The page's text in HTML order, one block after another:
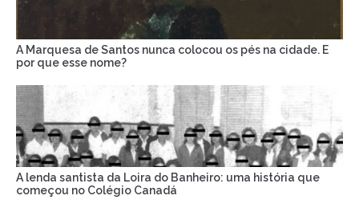
A Marquesa de Santos nunca colocou os pés na cidade. E
por que esse nome?
A lenda santista da Loira do Banheiro: uma história que
começou no Colégio Canadá